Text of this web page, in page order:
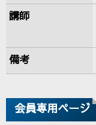
講師
備考
会員専用ページ